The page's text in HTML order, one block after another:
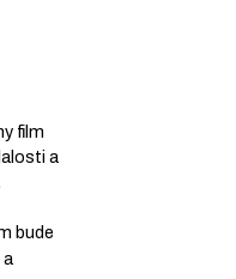
film
a
bude
a